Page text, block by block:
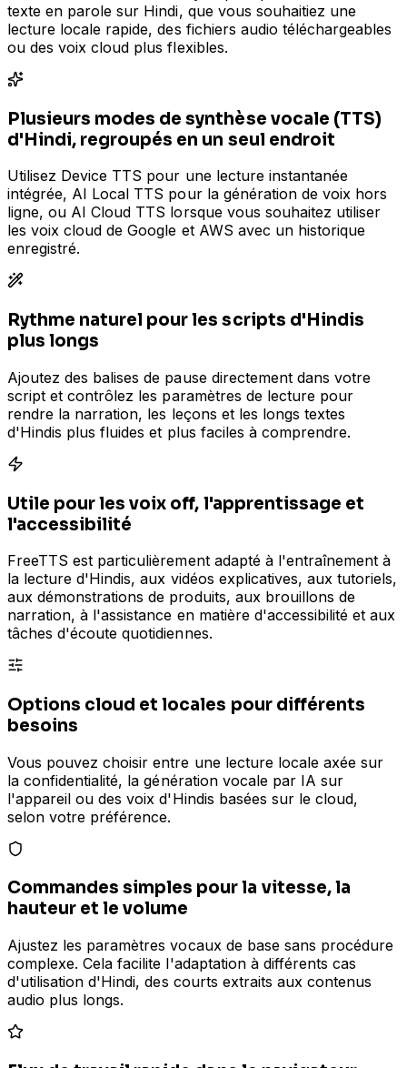
texte en parole sur Hindi, que vous souhaitiez une
lecture locale rapide, des fichiers audio téléchargeables
ou des voix cloud plus flexibles.
Plusieurs modes de synthèse vocale (TTS)
d'Hindi, regroupés en un seul endroit
Utilisez Device TTS pour une lecture instantanée
intégrée, AI Local TTS pour la génération de voix hors
ligne, ou AI Cloud TTS lorsque vous souhaitez utiliser
les voix cloud de Google et AWS avec un historique
enregistré.
Rythme naturel pour les scripts d'Hindis
plus longs
Ajoutez des balises de pause directement dans votre
script et contrôlez les paramètres de lecture pour
rendre la narration, les leçons et les longs textes
d'Hindis plus fluides et plus faciles à comprendre.
Utile pour les voix off, l'apprentissage et
l'accessibilité
FreeTTS est particulièrement adapté à l'entraînement à
la lecture d'Hindis, aux vidéos explicatives, aux tutoriels,
aux démonstrations de produits, aux brouillons de
narration, à l'assistance en matière d'accessibilité et aux
tâches d'écoute quotidiennes.
Options cloud et locales pour différents
besoins
Vous pouvez choisir entre une lecture locale axée sur
la confidentialité, la génération vocale par IA sur
l'appareil ou des voix d'Hindis basées sur le cloud,
selon votre préférence.
Commandes simples pour la vitesse, la
hauteur et le volume
Ajustez les paramètres vocaux de base sans procédure
complexe. Cela facilite l'adaptation à différents cas
d'utilisation d'Hindi, des courts extraits aux contenus
audio plus longs.